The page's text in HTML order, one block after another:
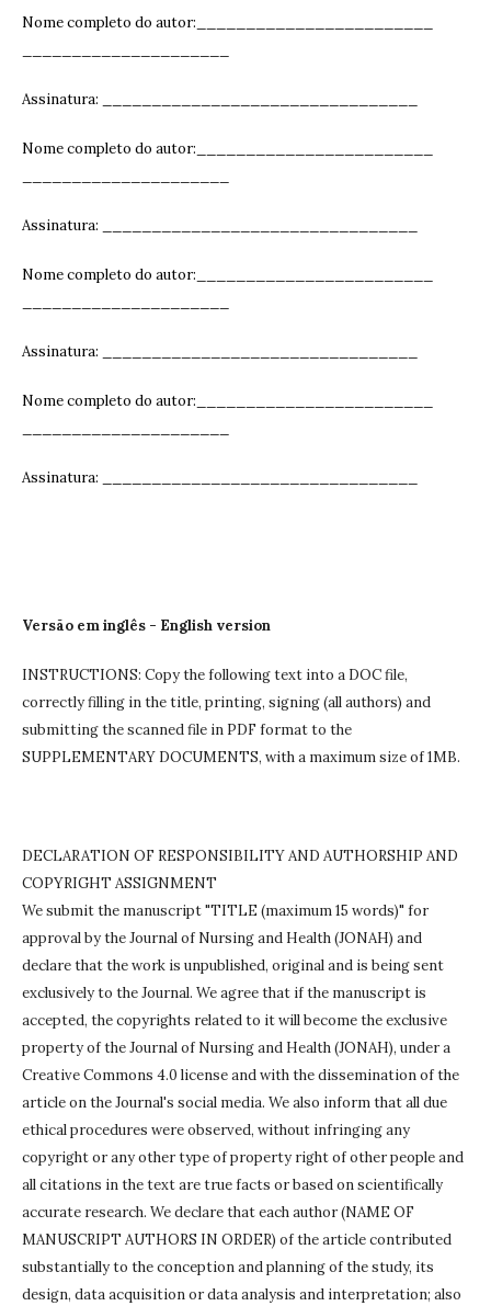
Nome completo do autor:________________________
Assinatura: ______________________________
Nome completo do autor:________________________
Assinatura: ______________________________
Nome completo do autor:________________________
Assinatura: ______________________________
Nome completo do autor:________________________
Assinatura: ______________________________
Versão em inglês - English version
INSTRUCTIONS: Copy the following text into a DOC file,
correctly filling in the title, printing, signing (all authors) and
submitting the scanned file in PDF format to the
SUPPLEMENTARY DOCUMENTS, with a maximum size of 1MB.
DECLARATION OF RESPONSIBILITY AND AUTHORSHIP AND
COPYRIGHT ASSIGNMENT
We submit the manuscript "TITLE (maximum 15 words)" for
approval by the Journal of Nursing and Health (JONAH) and
declare that the work is unpublished, original and is being sent
exclusively to the Journal. We agree that if the manuscript is
accepted, the copyrights related to it will become the exclusive
property of the Journal of Nursing and Health (JONAH), under a
Creative Commons 4.0 license and with the dissemination of the
article on the Journal's social media. We also inform that all due
ethical procedures were observed, without infringing any
copyright or any other type of property right of other people and
all citations in the text are true facts or based on scientifically
accurate research. We declare that each author (NAME OF
MANUSCRIPT AUTHORS IN ORDER) of the article contributed
substantially to the conception and planning of the study, its
design, data acquisition or data analysis and interpretation; also